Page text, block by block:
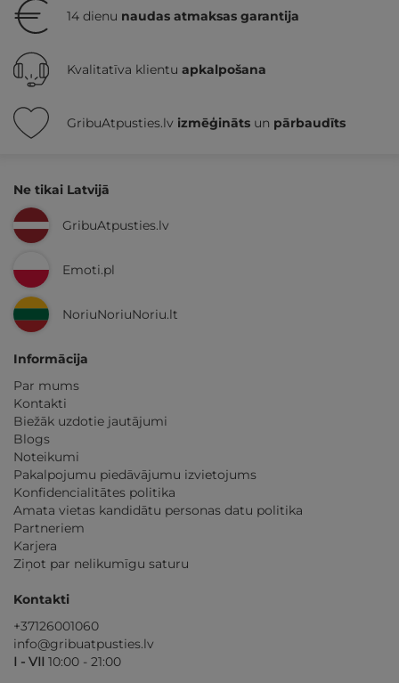
14 dienu naudas atmaksas garantija
Kvalitatīva klientu apkalpošana
GribuAtpusties.lv izmēģināts un pārbaudīts
Ne tikai Latvijā
GribuAtpusties.lv
Emoti.pl
NoriuNoriuNoriu.lt
Informācija
Par mums
Kontakti
Biežāk uzdotie jautājumi
Blogs
Noteikumi
Pakalpojumu piedāvājumu izvietojums
Konfidencialitātes politika
Amata vietas kandidātu personas datu politika
Partneriem
Karjera
Ziņot par nelikumīgu saturu
Kontakti
+37126001060
info@gribuatpusties.lv
I - VII 10:00 - 21:00